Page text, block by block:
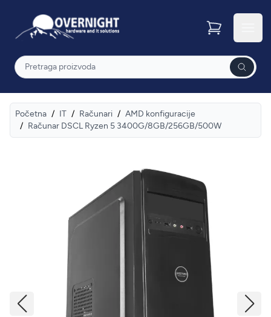
Overnight
Pretraga
Početna / IT / Računari / AMD konfiguracije
/ Računar DSCL Ryzen 5 3400G/8GB/256GB/500W